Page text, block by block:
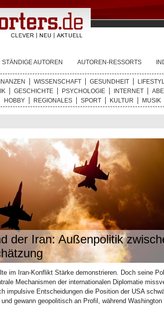
STÄNDIGE AUTOREN AUTOREN-RESSORTS
WISSENSCHAFT GESUNDHEIT
GESCHICHTE PSYCHOLOGIE INTERNET
HOBBY REGIONALES SPORT KULTUR MUSIK
der Iran: Außenpolitik
im Iran‑Konflikt Stärke demonstrieren. Doch seine
Mechanismen der internationalen Diplomatie
impulsive Entscheidungen die Position der USA
gewann geopolitisch an Profil, während
Wie ein Kaffeehändler Bremen sein
baute
Bremen [SiSt24] Mitten in der Bremer Altstadt
Meter lang ist und trotzdem eine ganze